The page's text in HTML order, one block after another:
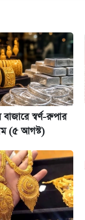
খান
বন্ধ
গেল
যা
স্বর্ণ-রুপার
(৫ আগস্ট)